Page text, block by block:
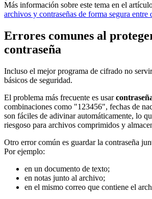
Más información sobre este tema en el
archivos y contraseñas de forma segura entre
Errores comunes al
contraseña
Incluso el mejor programa de cifrado no
básicos de seguridad.
El problema más frecuente es usar
combinaciones como "123456", fechas de
son fáciles de adivinar automáticamente, lo
riesgoso para archivos comprimidos y
Otro error común es guardar la contraseña
Por ejemplo:
en un documento de texto;
en notas junto al archivo;
en el mismo correo que contiene el